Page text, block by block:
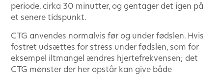
periode, cirka 30 minutter, og gentager det igen på
et senere tidspunkt.
CTG anvendes normalvis før og under fødslen. Hvis
fostret udsættes for stress under fødslen, som for
eksempel iltmangel ændres hjertefrekvensen; det
CTG mønster der her opstår kan give både